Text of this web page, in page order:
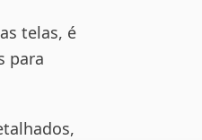
telas, é
para